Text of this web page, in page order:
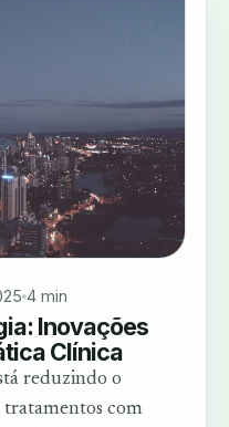
4 min
Inovações
Clínica
reduzindo o
tratamentos com